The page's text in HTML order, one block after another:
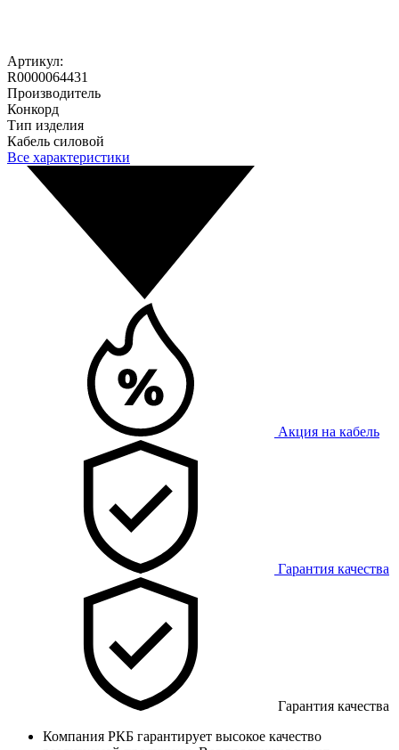
Артикул:
R0000064431
Производитель
Конкорд
Тип изделия
Кабель силовой
Все характеристики
Акция на кабель
Гарантия качества
Гарантия качества
Компания РКБ гарантирует высокое качество